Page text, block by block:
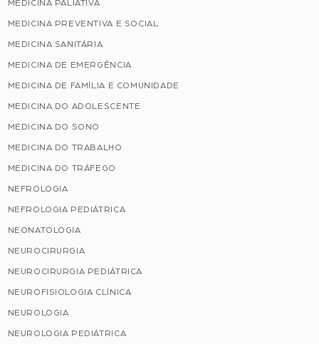
MEDICINA PALIATIVA
MEDICINA PREVENTIVA E SOCIAL
MEDICINA SANITÁRIA
MEDICINA DE EMERGÊNCIA
MEDICINA DE FAMÍLIA E COMUNIDADE
MEDICINA DO ADOLESCENTE
MEDICINA DO SONO
MEDICINA DO TRABALHO
MEDICINA DO TRÁFEGO
NEFROLOGIA
NEFROLOGIA PEDIÁTRICA
NEONATOLOGIA
NEUROCIRURGIA
NEUROCIRURGIA PEDIÁTRICA
NEUROFISIOLOGIA CLÍNICA
NEUROLOGIA
NEUROLOGIA PEDIÁTRICA